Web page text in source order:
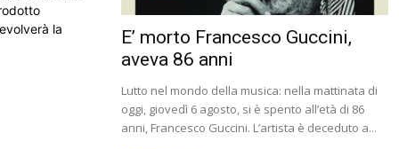
la
E’ morto Francesco Guccini,
aveva 86 anni
Lutto nel mondo della musica: nella mattinata di
oggi, giovedì 6 agosto, si è spento all’età di 86
anni, Francesco Guccini. L’artista è deceduto a...